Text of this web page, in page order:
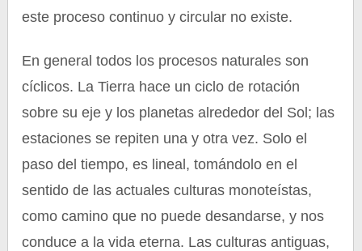
este proceso continuo y circular no existe.
En general todos los procesos naturales son
cíclicos. La Tierra hace un ciclo de rotación
sobre su eje y los planetas alrededor del Sol; las
estaciones se repiten una y otra vez. Solo el
paso del tiempo, es lineal, tomándolo en el
sentido de las actuales culturas monoteístas,
como camino que no puede desandarse, y nos
conduce a la vida eterna. Las culturas antiguas,